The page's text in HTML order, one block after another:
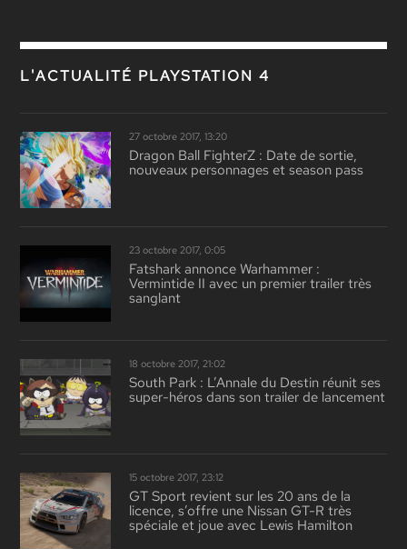
L'ACTUALITÉ PLAYSTATION 4
27 octobre 2017, 13:20
Dragon Ball FighterZ : Date de sortie,
nouveaux personnages et season pass
23 octobre 2017, 0:05
Fatshark annonce Warhammer :
Vermintide II avec un premier trailer très
sanglant
18 octobre 2017, 21:02
South Park : L’Annale du Destin réunit ses
super-héros dans son trailer de lancement
15 octobre 2017, 23:12
GT Sport revient sur les 20 ans de la
licence, s’offre une Nissan GT-R très
spéciale et joue avec Lewis Hamilton